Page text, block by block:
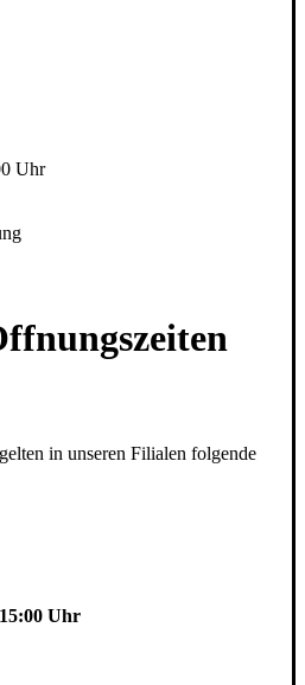
Uhr
in unseren Filialen folgende
Uhr